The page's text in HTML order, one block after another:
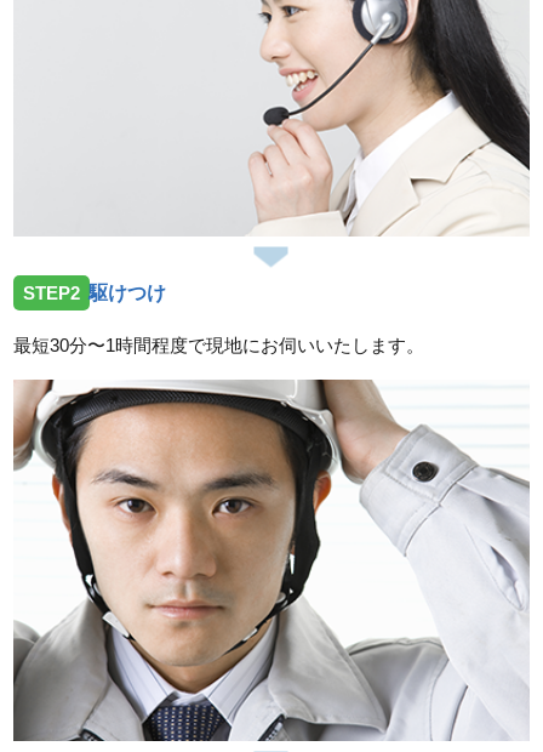
山口県防府市台道に洗面蛇口の交換でお伺いしました
山口県岩国市玖珂町へ屋外の排水詰まりでお伺いいた
山口県岩国市岩国へ洋式トイレの交換でお伺いいたし
山口県光市島田へ浴室バス水栓の交換工事でお伺いい
たしました
スタッフの修理報告や事例の一覧はこちら
STEP2 駆けつけ
最短30分〜1時間程度で現地にお伺いいたします。